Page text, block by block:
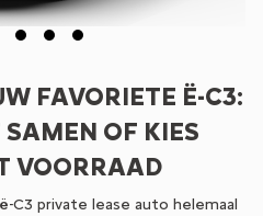
FAVORIETE Ë-C3:
OF KIES
VOORRAAD
C3 private lease auto helemaal